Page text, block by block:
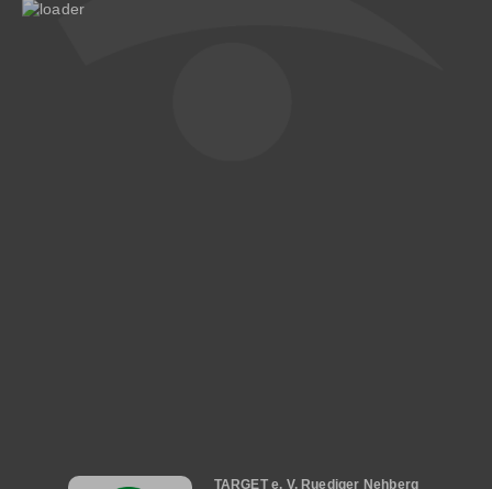
Hauptnavigation
TARGET e. V. Ruediger Nehberg